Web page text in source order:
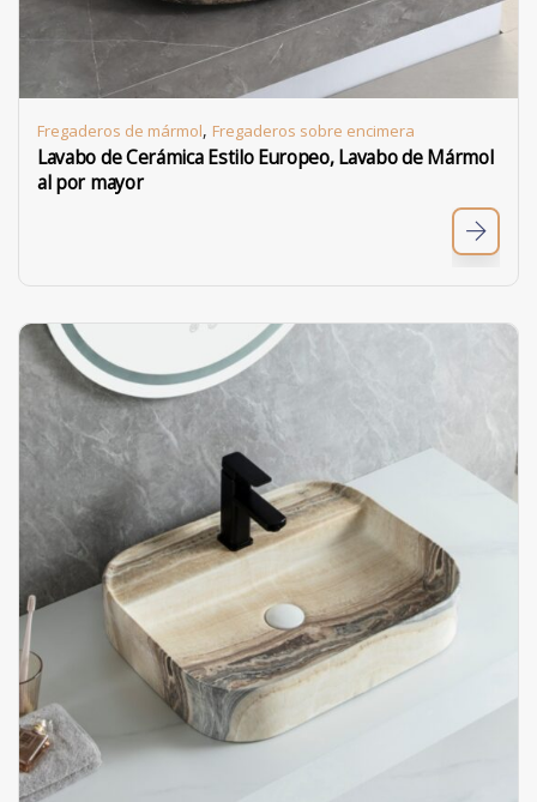
Fregaderos de mármol, Fregaderos sobre encimera
Lavabo de Cerámica Estilo Europeo, Lavabo de Mármol
al por mayor